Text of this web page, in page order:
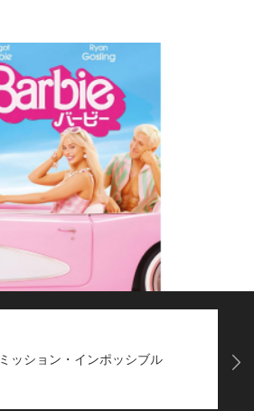
ミッション・インポッシブル
Next